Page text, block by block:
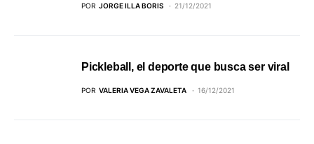
POR JORGE ILLA BORIS 21/12/2021
Pickleball, el deporte que busca ser viral
POR VALERIA VEGA ZAVALETA 16/12/2021